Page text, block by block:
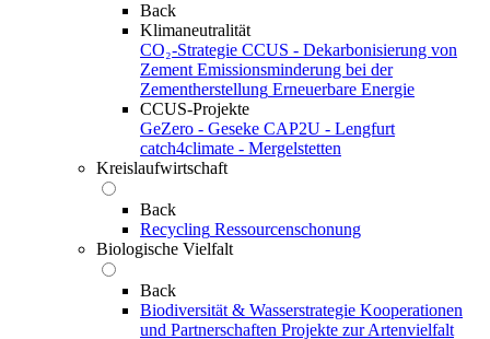
Back
Klimaneutralität
CO₂-Strategie CCUS - Dekarbonisierung von
Zement Emissionsminderung bei der
Zementherstellung Erneuerbare Energie
CCUS-Projekte
GeZero - Geseke CAP2U - Lengfurt
catch4climate - Mergelstetten
Kreislaufwirtschaft
Back
Recycling Ressourcenschonung
Biologische Vielfalt
Back
Biodiversität & Wasserstrategie Kooperationen
und Partnerschaften Projekte zur Artenvielfalt